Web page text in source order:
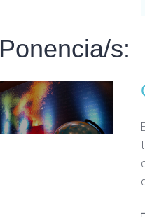
Ponencia/s: